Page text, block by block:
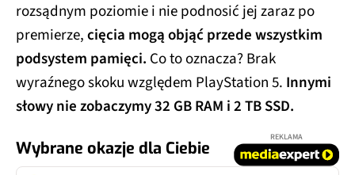
rozsądnym poziomie i nie podnosić jej zaraz po
premierze,cięcia mogą objąć przede wszystkim
podsystem pamięci. Co to oznacza? Brak
wyraźnego skoku względem PlayStation 5. Innymi
słowy nie zobaczymy 32 GB RAM i 2 TB SSD.
Wybrane okazje dla Ciebie
REKLAMA